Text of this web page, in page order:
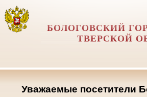
БОЛОГОВСКИЙ
ТВЕРСКОЙ
Уважаемые посетители